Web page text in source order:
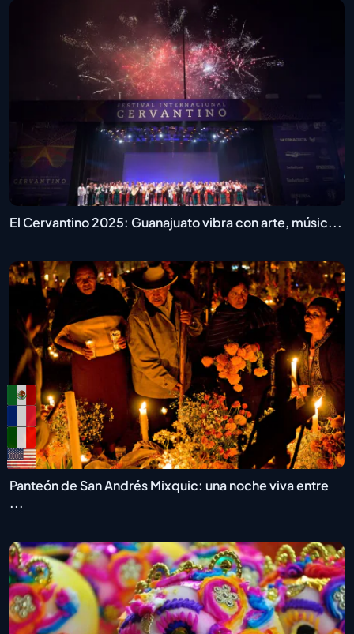
El Cervantino 2025: Guanajuato vibra con arte, músic...
Panteón de San Andrés Mixquic: una noche viva entre
...